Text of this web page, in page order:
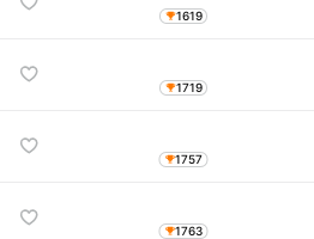
1619
1719
1757
1763